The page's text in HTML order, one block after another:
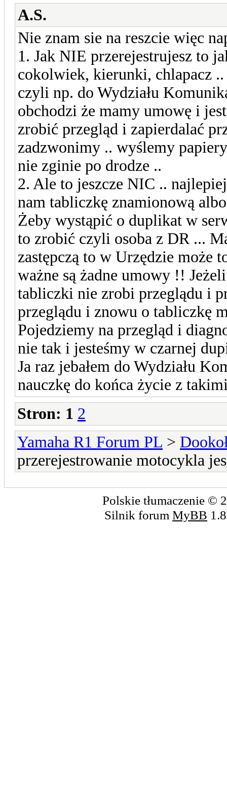
A.S.
Nie znam sie na reszcie więc
1. Jak NIE przerejestrujesz to
cokolwiek, kierunki, chlapacz
czyli np. do Wydziału
obchodzi że mamy umowę i
zrobić przegląd i zapierdalać
zadzwonimy .. wyślemy
nie zginie po drodze ..
2. Ale to jeszcze NIC ..
nam tabliczkę znamionową
Żeby wystąpić o duplikat w
to zrobić czyli osoba z DR ...
zastępczą to w Urzędzie może
ważne są żadne umowy !!
tabliczki nie zrobi przeglądu i
przeglądu i znowu o tabliczkę
Pojedziemy na przegląd i
nie tak i jesteśmy w czarnej
Ja raz jebałem do Wydziału
nauczkę do końca życie z
Stron: 1 2
Yamaha R1 Forum PL >
przerejestrowanie motocykla
Polskie tłumaczenie ©
Silnik forum MyBB